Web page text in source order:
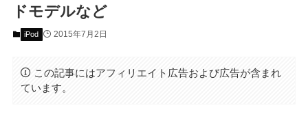
ドモデルなど
iPod 2015年7月2日
この記事にはアフィリエイト広告および広告が含まれ
ています。